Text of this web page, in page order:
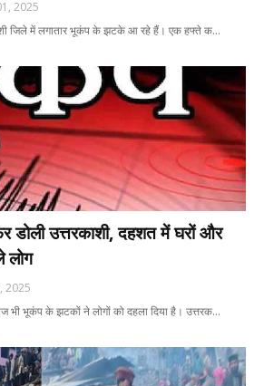
2025
जिले में लगातार भूकंप के झटके आ रहे हैं। एक हफ्ते क…
उत्तरकाशी, दहशत में घरों और
लोग
2025
भी भूकंप के झटकों ने लोगों को दहला दिया है। उत्तरक…